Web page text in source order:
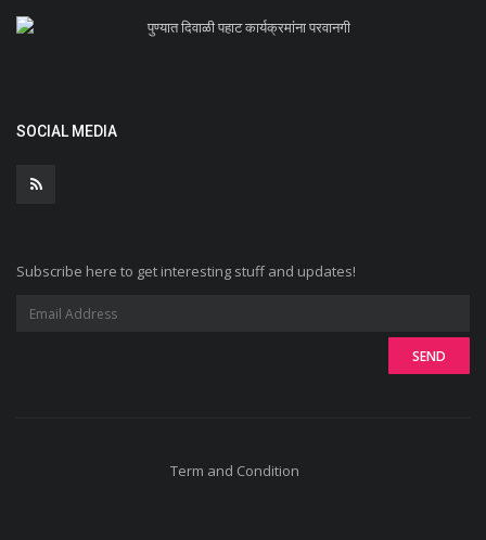
पुण्यात दिवाळी पहाट कार्यक्रमांना परवानगी
SOCIAL MEDIA
Subscribe here to get interesting stuff and updates!
Term and Condition